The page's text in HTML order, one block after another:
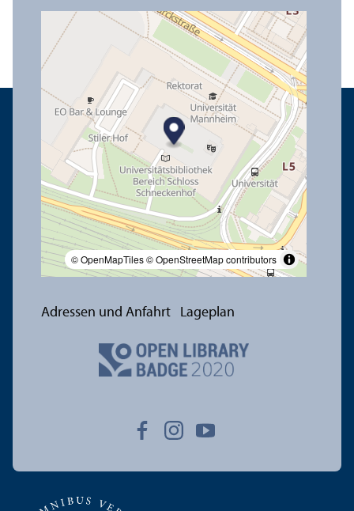
© OpenMapTiles© OpenStreetMap contributors
Adressen und Anfahrt Lageplan